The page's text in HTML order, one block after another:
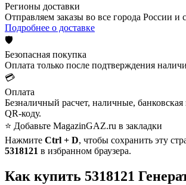
Регионы доставки
Отправляем заказы во все города России и
Подробнее о доставке
🛡️
Безопасная покупка
Оплата только после подтверждения
💳
Оплата
Безналичный расчет, наличные, банковская
QR-коду.
⭐ Добавьте MagazinGAZ.ru в закладки
Нажмите Ctrl + D, чтобы сохранить эту
5318121 в избранном браузера.
Как купить 5318121